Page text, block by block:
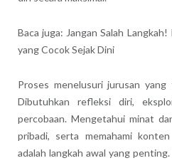
Baca juga: Jangan Salah
yang Cocok Sejak Dini
Proses menelusuri jurusan
Dibutuhkan refleksi diri,
percobaan. Mengetahui minat
pribadi, serta memahami
adalah langkah awal yang